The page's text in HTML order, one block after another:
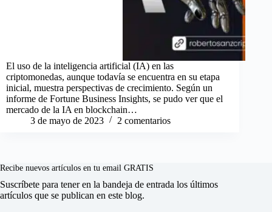
El uso de la inteligencia artificial (IA) en las
criptomonedas, aunque todavía se encuentra en su etapa
inicial, muestra perspectivas de crecimiento. Según un
informe de Fortune Business Insights, se pudo ver que el
mercado de la IA en blockchain…
3 de mayo de 2023
2 comentarios
Recibe nuevos artículos en tu email GRATIS
Suscríbete para tener en la bandeja de entrada los últimos
artículos que se publican en este blog.